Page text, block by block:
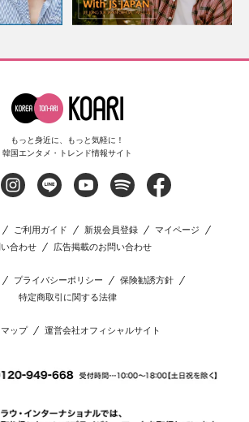
もっと身近に、もっと気軽に！
韓国エンタメ・トレンド情報サイト
ご利用ガイド 新規会員登録
マイページ
合わせ
広告掲載のお問い合わせ
プライバシーポリシー
保険勧誘方針
特定商取引に関する法律
ップ 運営会社オフィシャルサイト